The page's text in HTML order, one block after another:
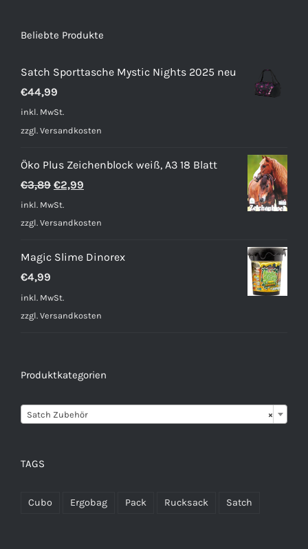
Beliebte Produkte
Satch Sporttasche Mystic Nights 2025 neu
€44,99
inkl. MwSt.
zzgl. Versandkosten
Öko Plus Zeichenblock weiß, A3 18 Blatt
€3,89 Ursprünglicher
Preis
war:
€2,99
ist:
inkl. MwSt.
zzgl. Versandkosten
Magic Slime Dinorex
€4,99
inkl. MwSt.
zzgl. Versandkosten
Produktkategorien
×
Satch Zubehör
TAGS
Cubo Ergobag Pack Rucksack Satch